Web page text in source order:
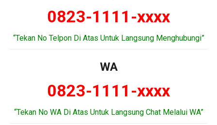
0823-1111-xxxx
“Tekan No Telpon Di Atas Untuk Langsung Menghubungi”
WA
0823-1111-xxxx
“Tekan No WA Di Atas Untuk Langsung Chat Melalui WA”